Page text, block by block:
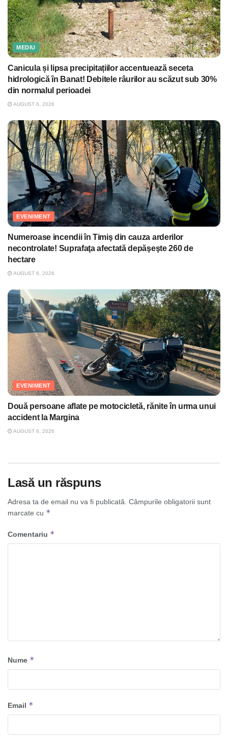
MEDIU
Canicula și lipsa precipitațiilor accentuează seceta
hidrologică în Banat! Debitele râurilor au scăzut sub 30%
din normalul perioadei
AUGUST 6, 2026
EVENIMENT
Numeroase incendii în Timiş din cauza arderilor
necontrolate! Suprafaţa afectată depăşeşte 260 de
hectare
AUGUST 6, 2026
EVENIMENT
Două persoane aflate pe motocicletă, rănite în urma unui
accident la Margina
AUGUST 6, 2026
Lasă un răspuns
Adresa ta de email nu va fi publicată. Câmpurile obligatorii sunt
marcate cu *
Comentariu *
Nume *
Email *